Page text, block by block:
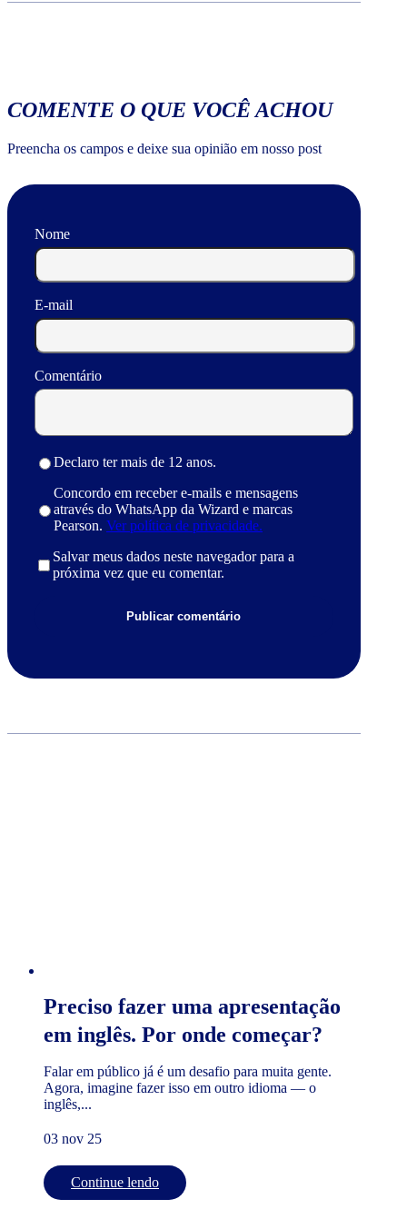
COMENTE O QUE VOCÊ ACHOU
Preencha os campos e deixe sua opinião em nosso post
Nome
E-mail
Comentário
Declaro ter mais de 12 anos.
Concordo em receber e-mails e mensagens
através do WhatsApp da Wizard e marcas
Pearson. Ver política de privacidade.
Salvar meus dados neste navegador para a
próxima vez que eu comentar.
Preciso fazer uma apresentação
em inglês. Por onde começar?
Falar em público já é um desafio para muita gente.
Agora, imagine fazer isso em outro idioma — o
inglês,...
03 nov 25
Continue lendo